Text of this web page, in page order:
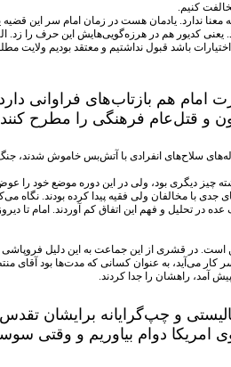
کنیم.
ندارد. یادمان هست در زمان امام سر این قضیه
یعنی کدیور هم در هرزه‌گویی‌هایش این حرف را
اختیارات باشد قبول نداشتیم و معتقد بودیم
حضرت امام هم بازتاب‌های
فرهنگی را مطرح کنند،
سلاح‌های انفرادی با آتش‌بس خاموش شدند،
چیز دیگری بود، ولی در این دوره موضع خود را
جدی با مخالفان ولی فقیه پیدا کرده بودند.
اینکه وقتی جنگ تمام شد، یک عده در تحلیل و فهم این اتفاق کم
در قشری از این جماعت به این دلیل فروپاشی
می‌آید، به عنوان کسانی که مدت‌ها بود آقای
آمد، راهشان را جدا کردند.
و چپ‌گرایانه برایشان
دوام بیاوریم و وقتی